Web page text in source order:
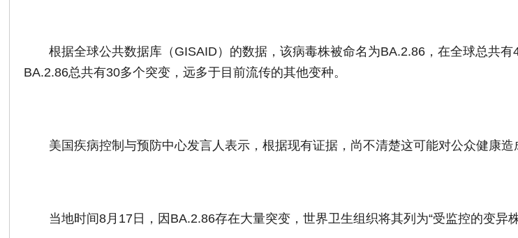
根据全球公共数据库（GISAID）的数据，该病毒株被命名为BA.2.86，在全球总共
BA.2.86总共有30多个突变，远多于目前流传的其他变种。
美国疾病控制与预防中心发言人表示，根据现有证据，尚不清楚这可能对公众健康
当地时间8月17日，因BA.2.86存在大量突变，世界卫生组织将其列为“受监控的变异